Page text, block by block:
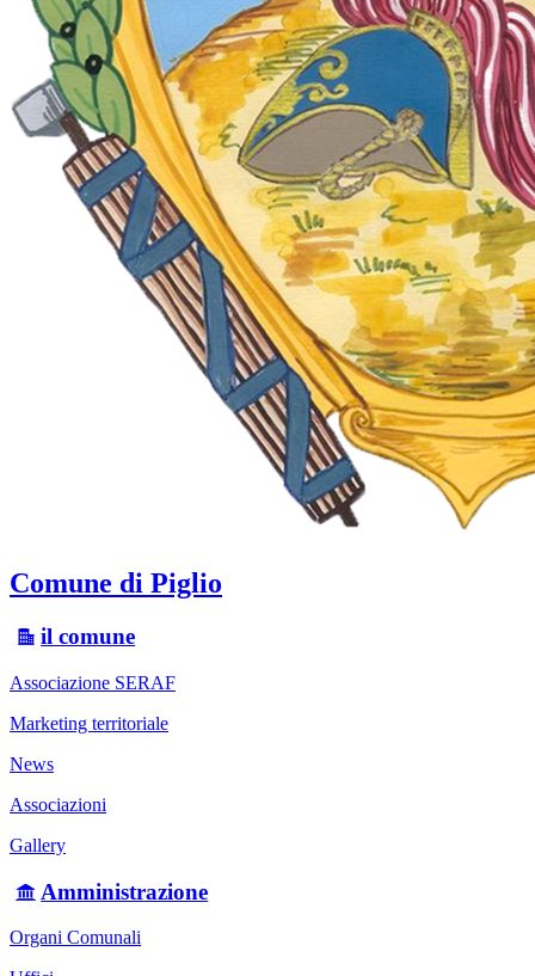
Comune di Piglio
il comune
Associazione SERAF
Marketing territoriale
News
Associazioni
Gallery
Amministrazione
Organi Comunali